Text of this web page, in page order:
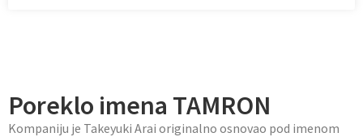
Poreklo imena TAMRON
Kompaniju je Takeyuki Arai originalno osnovao pod imenom